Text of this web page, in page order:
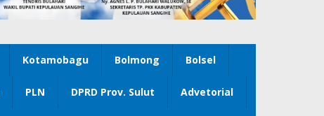
Kotamobagu Bolmong Bolsel
PLN DPRD Prov. Sulut Advetorial